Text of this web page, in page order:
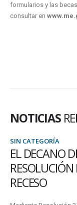
formularios y las
consultar en
NOTICIAS
Y